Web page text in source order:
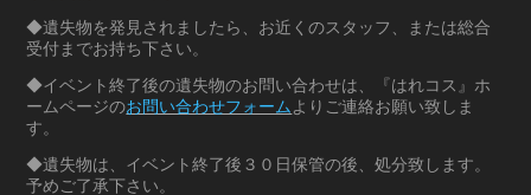
◆遺失物を発見されましたら、お近くのスタッフ、または総合
受付までお持ち下さい。
◆イベント終了後の遺失物のお問い合わせは、『はれコス』ホ
ームページのお問い合わせフォーム よりご連絡お願い致しま
す。
◆遺失物は、イベント終了後３０日保管の後、処分致します。
予めご了承下さい。